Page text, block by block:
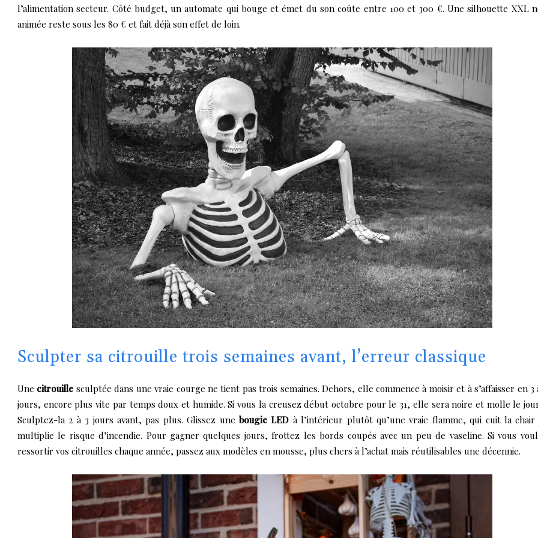
l’alimentation secteur. Côté budget, un automate qui bouge et émet du son coûte entre 100 et 300 €. Une silhouette XXL
animée reste sous les 80 € et fait déjà son effet de loin.
Sculpter sa citrouille trois semaines avant, l’erreur classique
Une citrouille sculptée dans une vraie courge ne tient pas trois semaines. Dehors, elle commence à moisir et à s’affaisser en 3
jours, encore plus vite par temps doux et humide. Si vous la creusez début octobre pour le 31, elle sera noire et molle le
Sculptez-la 2 à 3 jours avant, pas plus. Glissez une bougie LED à l’intérieur plutôt qu’une vraie flamme, qui cuit la
multiplie le risque d’incendie. Pour gagner quelques jours, frottez les bords coupés avec un peu de vaseline. Si vous
ressortir vos citrouilles chaque année, passez aux modèles en mousse, plus chers à l’achat mais réutilisables une décennie.